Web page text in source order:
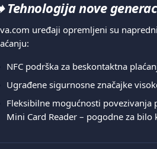
Tehnologija nove
uređaji opremljeni su
NFC podrška za beskontaktna
Ugrađene sigurnosne značajke
Fleksibilne mogućnosti povezivanja
Mini Card Reader – pogodne za